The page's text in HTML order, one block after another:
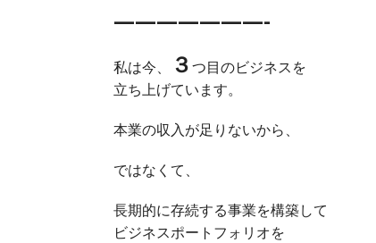
———————-
私は今、 ３つ目のビジネスを
立ち上げています。
本業の収入が足りないから、
ではなくて、
長期的に存続する事業を構築して
ビジネスポートフォリオを